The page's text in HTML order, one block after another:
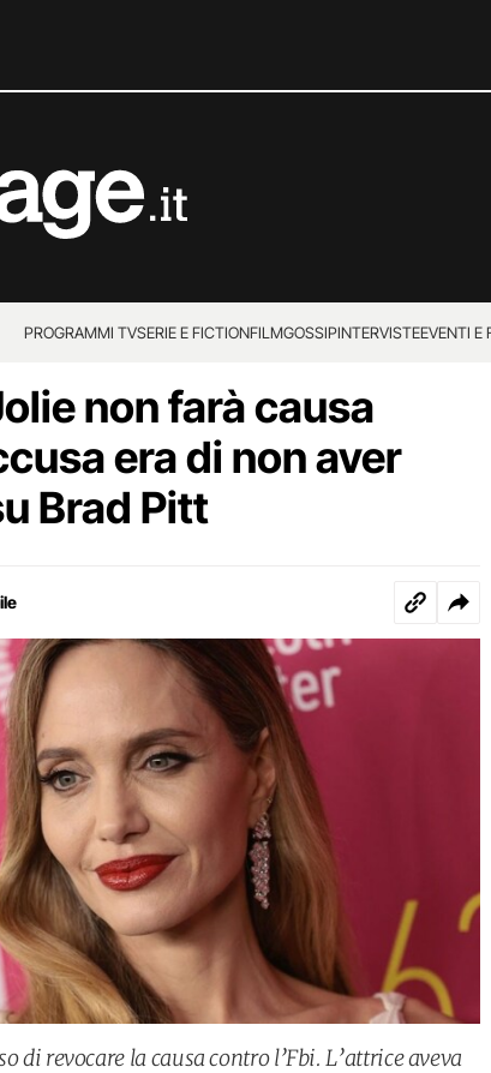
PROGRAMMI TVSERIE E FICTIONFILMGOSSIPINTERVISTEEVENTI E
non farà causa
era di non aver
Brad Pitt
di revocare la causa contro l’Fbi. L’attrice aveva